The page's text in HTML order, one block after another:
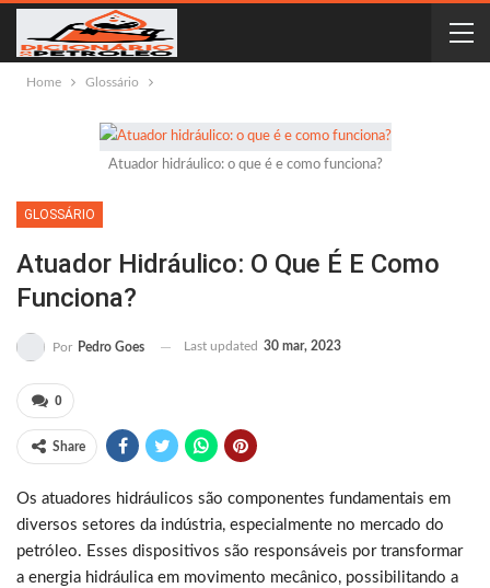
Home Glossário
Atuador hidráulico: o que é e como funciona?
GLOSSÁRIO
Atuador Hidráulico: O Que É E Como
Funciona?
Por Pedro Goes Last updated 30 mar, 2023
0
Share
Os atuadores hidráulicos são componentes fundamentais em
diversos setores da indústria, especialmente no mercado do
petróleo. Esses dispositivos são responsáveis por transformar
a energia hidráulica em movimento mecânico, possibilitando a